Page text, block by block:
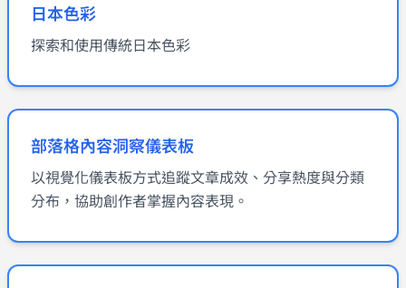
日本色彩
探索和使用傳統日本色彩
部落格內容洞察儀表板
以視覺化儀表板方式追蹤文章成效、分享熱度與分類
分布，協助創作者掌握內容表現。